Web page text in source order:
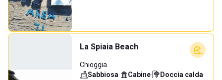
La Spiaia Beach
Chioggia
Sabbiosa· Cabine· Doccia calda·